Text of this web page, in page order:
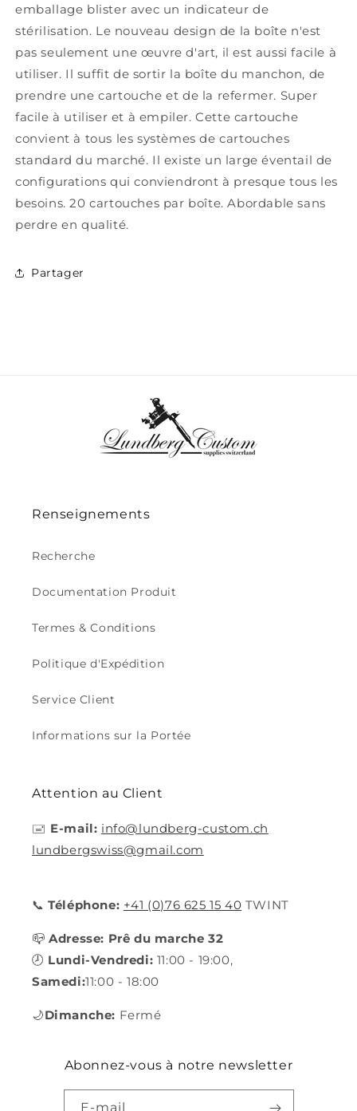
emballage blister avec un indicateur de
stérilisation. Le nouveau design de la boîte n'est
pas seulement une œuvre d'art, il est aussi facile à
utiliser. Il suffit de sortir la boîte du manchon, de
prendre une cartouche et de la refermer. Super
facile à utiliser et à empiler. Cette cartouche
convient à tous les systèmes de cartouches
standard du marché. Il existe un large éventail de
configurations qui conviendront à presque tous les
besoins. 20 cartouches par boîte. Abordable sans
perdre en qualité.
Partager
Renseignements
Recherche
Documentation Produit
Termes & Conditions
Politique d'Expédition
Service Client
Informations sur la Portée
Attention au Client
🖃 E-mail: info@lundberg-custom.ch
lundbergswiss@gmail.com
📞Téléphone: +41 (0)76 625 15 40 TWINT
📪Adresse: Prê du marche 32
🕗 Lundi-Vendredi: 11:00 - 19:00,
Samedi:11:00 - 18:00
🌙Dimanche: Fermé
Abonnez-vous à notre newsletter
E-mail